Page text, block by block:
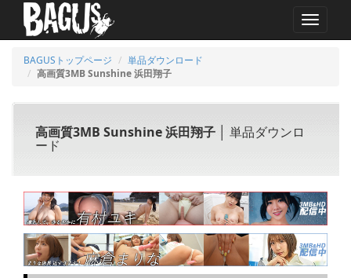
MENU
BAGUSトップページ
単品ダウンロード
高画質3MB Sunshine 浜田翔子
高画質3MB Sunshine 浜田翔子 │ 単品ダウンロ
ード